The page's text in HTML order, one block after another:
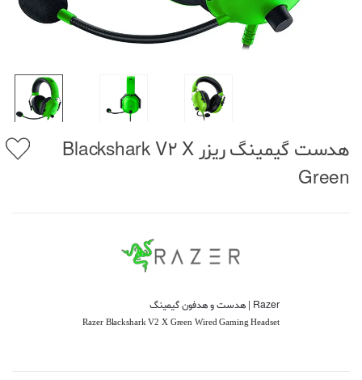
هدست گیمینگ ریزر Blackshark V2 X
Green
Razer | هدست و هدفون گیمینگ
Razer Blackshark V2 X Green Wired Gaming Headset